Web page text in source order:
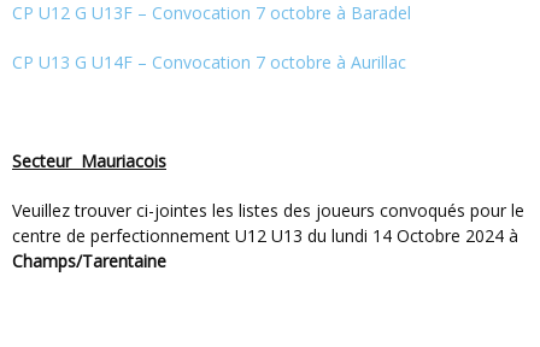
CP U12 G U13F – Convocation 7 octobre à Baradel
CP U13 G U14F – Convocation 7 octobre à Aurillac
Secteur Mauriacois
Veuillez trouver ci-jointes les listes des joueurs convoqués pour le
centre de perfectionnement U12 U13 du lundi 14 Octobre 2024 à
Champs/Tarentaine